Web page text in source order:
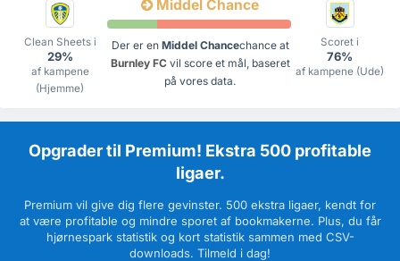
Clean Sheets i
29%
af kampene
(Hjemme)
Middel Chance
Der er en Middel Chancechance at
Burnley FCvil score et mål, baseret
på vores data.
Scoret i
76%
af kampene (Ude)
Opgrader til Premium! Ekstra 500 profitable
ligaer.
Premium vil give dig flere gevinster. 500 ekstra ligaer, kendt for
at være profitable og mindre sporet af bookmakerne. Plus, du får
hjørnespark statistik og kort statistik sammen med CSV-
downloads. Tilmeld i dag!